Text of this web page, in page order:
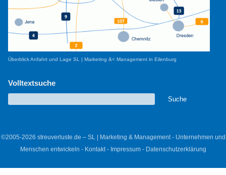
Überblick Anfahrt und Lage SL | Marketing &< Management in Eilenburg
Volltextsuche
©2005-2026 streuverluste.de – SL | Marketing & Management - Unternehmen und
Menschen entwickeln - Kontakt- Impressum- Datenschutzerklärung